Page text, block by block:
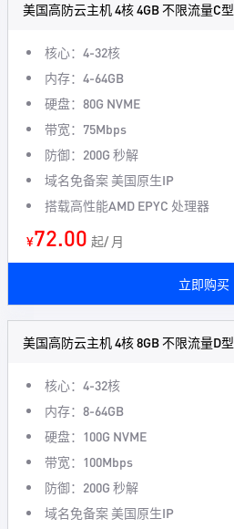
美国高防云主机 4核 4GB 不限流量C型
核心：4-32核
内存：4-64GB
硬盘：80G NVME
带宽：75Mbps
防御：200G 秒解
域名免备案 美国原生IP
搭载高性能AMD EPYC 处理器
¥72.00 起/ 月
立即购买
美国高防云主机 4核 8GB 不限流量D型
核心：4-32核
内存：8-64GB
硬盘：100G NVME
带宽：100Mbps
防御：200G 秒解
域名免备案 美国原生IP